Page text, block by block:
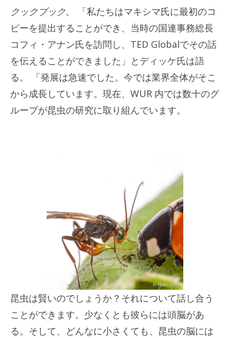
クックブック。 「私たちはマキシマ氏に最初のコ
ピーを提出することができ、当時の国連事務総長
コフィ・アナン氏を訪問し、TED Globalでその話
を伝えることができました」とディッケ氏は語
る。 「発展は急速でした。今では業界全体がそこ
から成長しています。現在、WUR 内では数十のグ
ループが昆虫の研究に取り組んでいます。
昆虫は賢いのでしょうか？それについて話し合う
ことができます。少なくとも彼らには頭脳があ
る。そして、どんなに小さくても、昆虫の脳には